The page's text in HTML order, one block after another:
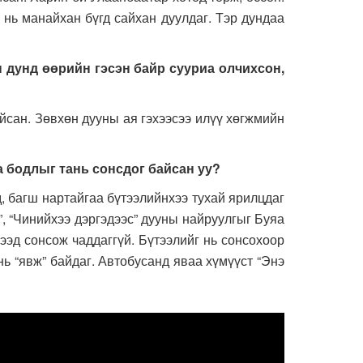
манайхан бүгд сайхан дуулдаг. Тэр дундаа
өөрийн гэсэн байр сууриа олчихсон,
Зөвхөн дууны ая гэхээсээ илүү хөгжмийн
тань сонсдог байсан уу?
нартайгаа бүтээлийнхээ тухай ярилцдаг
дэргэдээс” дууны найруулгыг Буяа
сонсож чаддаггүй. Бүтээлийг нь сонсохоор
“явж” байдаг. Автобусанд яваа хүмүүст “Энэ